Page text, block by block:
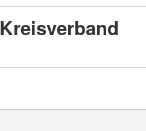
Kreisverband